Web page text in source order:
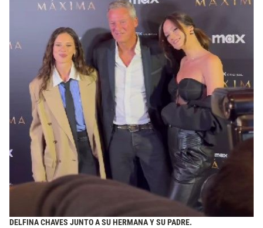
DELFINA CHAVES JUNTO A SU HERMANA Y SU PADRE.